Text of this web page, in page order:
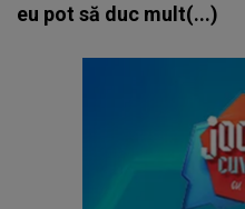
eu pot să duc mult(...)